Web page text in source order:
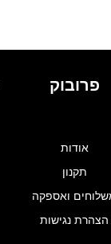
פרובוק
אודות
תקנון
ואספקה
הצהרת נגישות